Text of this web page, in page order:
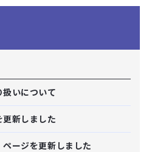
扱いについて
新しました
ージを更新しました